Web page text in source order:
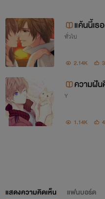
แค้นนี้เ
ทั่วไป
2.14K
ความฝัน
Y
1.14K
แสดงความคิดเห็น แฟนบอร์ด